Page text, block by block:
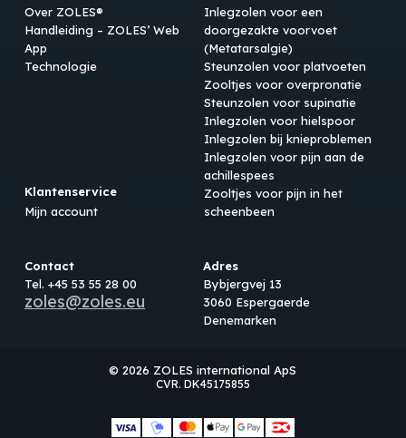
Over ZOLES®
Handleiding – ZOLES’ Web
App
Technologie
Klantenservice
Mijn account
Inlegzolen voor een
doorgezakte voorvoet
(Metatarsalgie)
Steunzolen voor platvoeten
Zooltjes voor overpronatie
Steunzolen voor supinatie
Inlegzolen voor hielspoor
Inlegzolen bij knieproblemen
Inlegzolen voor pijn aan de
achillespees
Zooltjes voor pijn in het
scheenbeen
Contact
Tel. +45 53 55 28 00
zoles@zoles.eu
Adres
Bybjergvej 13
3060 Espergaerde
Denemarken
© 2026 ZOLES international ApS
CVR. DK45175855